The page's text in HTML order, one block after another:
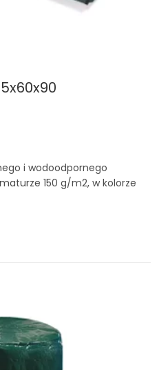
i wodoodpornego
150 g/m2, w kolorze